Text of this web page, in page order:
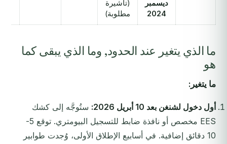
ديسمبر
2024
(تأشيرة
مطلوبة)
ما الذي يتغير عند الحدود, وما الذي يبقى كما
هو
ما يتغير:
أول دخول لشنغن بعد 10 أبريل 2026:
ستُوجَّه إلى كشك
EES مخصص أو نافذة ضابط للتسجيل البيومتري. توقع 5-
10 دقائق إضافية. في أسابيع الإطلاق الأولى، وُجدت طوابير